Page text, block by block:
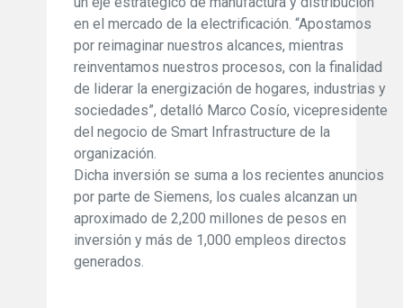
en el mercado de la electrificación. “Apostamos
por reimaginar nuestros alcances, mientras
reinventamos nuestros procesos, con la finalidad
de liderar la energización de hogares, industrias y
sociedades”, detalló Marco Cosío, vicepresidente
del negocio de Smart Infrastructure de la
organización.
Dicha inversión se suma a los recientes anuncios
por parte de Siemens, los cuales alcanzan un
aproximado de 2,200 millones de pesos en
inversión y más de 1,000 empleos directos
generados.